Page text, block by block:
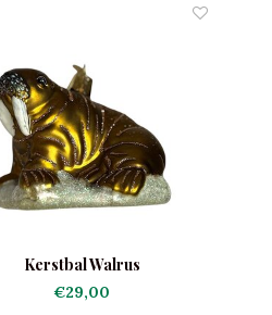
Kerstbal Walrus
€29,00